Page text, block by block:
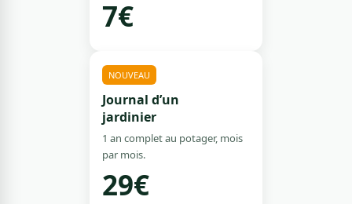
7€
NOUVEAU
Journal d’un
jardinier
1 an complet au potager, mois
par mois.
29€